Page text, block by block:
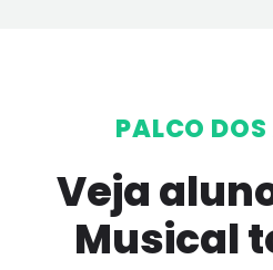
PALCO
Veja
Musical